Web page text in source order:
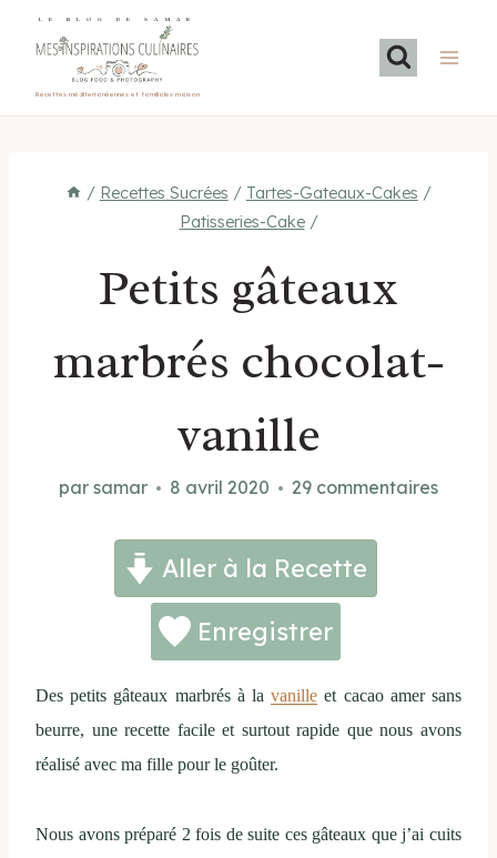
LE BLOG DE SAMAR
Recettes méditerranéennes et familiales maison
/ Recettes Sucrées / Tartes-Gateaux-Cakes /
Patisseries-Cake /
Petits gâteaux
marbrés chocolat-
vanille
par samar 8 avril 2020 29 commentaires
Aller à la Recette
Enregistrer
Des petits gâteaux marbrés à lavanille et cacao amer sans
beurre, une recette facile et surtout rapide que nous avons
réalisé avec ma fille pour le goûter.
Nous avons préparé 2 fois de suite ces gâteaux que j’ai cuits